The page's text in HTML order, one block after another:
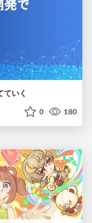
いく
0 180